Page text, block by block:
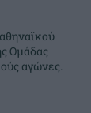
Ομάδας
αγώνες.